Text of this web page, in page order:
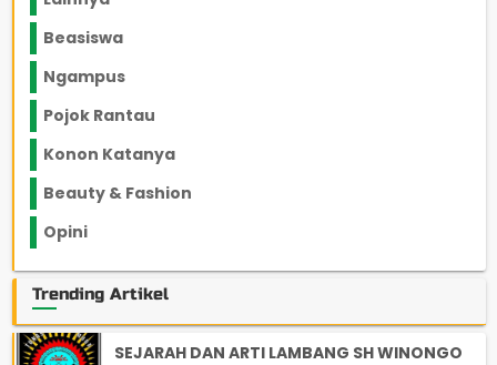
Beasiswa
Ngampus
Pojok Rantau
Konon Katanya
Beauty & Fashion
Opini
Trending Artikel
SEJARAH DAN ARTI LAMBANG SH WINONGO